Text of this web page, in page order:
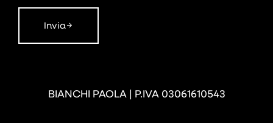
Invia
BIANCHI PAOLA | P.IVA 03061610543